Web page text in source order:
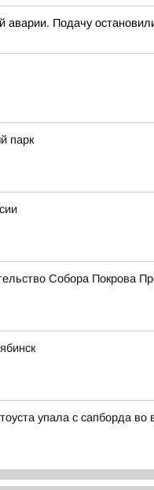
аварии. Подачу
парк
Собора Покрова
упала с сапборда